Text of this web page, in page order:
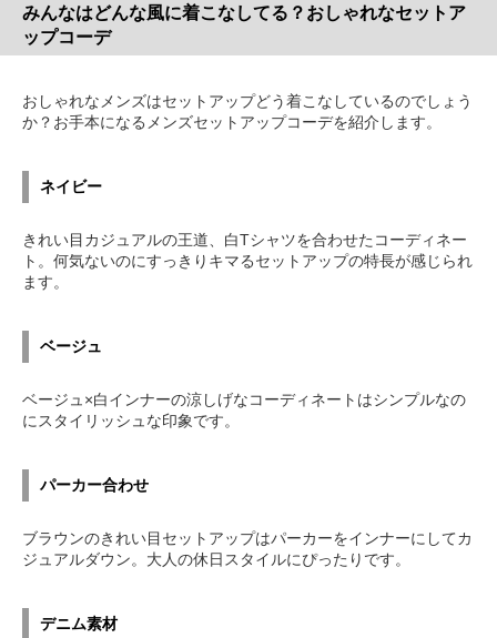
みんなはどんな風に着こなしてる？おしゃれなセットア
ップコーデ
おしゃれなメンズはセットアップどう着こなしているのでしょう
か？お手本になるメンズセットアップコーデを紹介します。
ネイビー
きれい目カジュアルの王道、白Tシャツを合わせたコーディネー
ト。何気ないのにすっきりキマるセットアップの特長が感じられ
ます。
ベージュ
ベージュ×白インナーの涼しげなコーディネートはシンプルなの
にスタイリッシュな印象です。
パーカー合わせ
ブラウンのきれい目セットアップはパーカーをインナーにしてカ
ジュアルダウン。大人の休日スタイルにぴったりです。
デニム素材